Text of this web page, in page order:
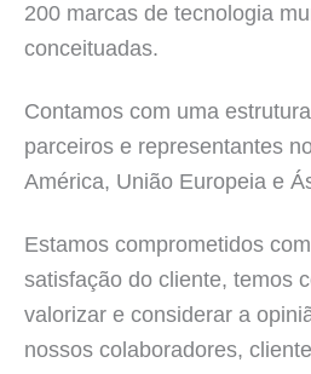
200 marcas de tecnologia
conceituadas.
Contamos com uma
parceiros e representantes
América, União Europeia e
Estamos comprometidos
satisfação do cliente, temos
valorizar e considerar a
nossos colaboradores,